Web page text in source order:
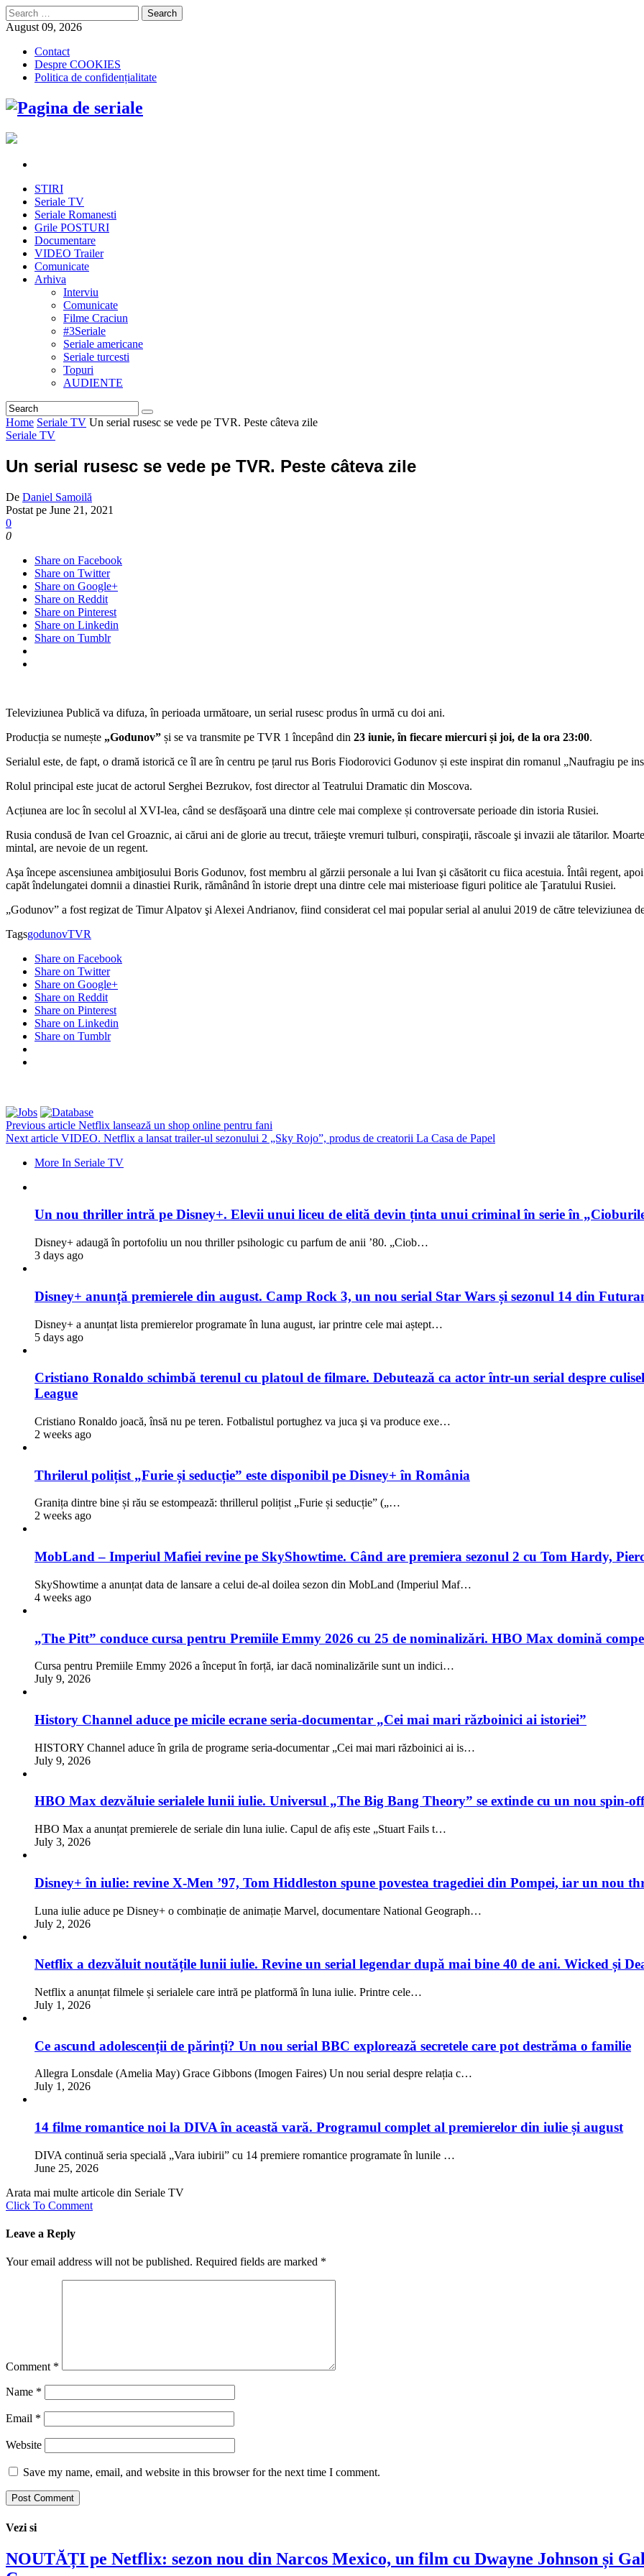
Search
for:
August 09, 2026
Contact
Despre COOKIES
Politica de confidențialitate
STIRI
Seriale TV
Seriale Romanesti
Grile POSTURI
Documentare
VIDEO Trailer
Comunicate
Arhiva
Interviu
Comunicate
Filme Craciun
#3Seriale
Seriale americane
Seriale turcesti
Topuri
AUDIENTE
Home Seriale TV Un serial rusesc se vede pe TVR. Peste câteva zile
Seriale TV
Un serial rusesc se vede pe TVR. Peste câteva zile
De Daniel Samoilă
Postat pe June 21, 2021
0
0
Share on Facebook
Share on Twitter
Share on Google+
Share on Reddit
Share on Pinterest
Share on Linkedin
Share on Tumblr
Televiziunea Publică va difuza, în perioada următoare, un serial rusesc produs în urmă cu doi ani.
Producția se numește „Godunov” și se va transmite pe TVR 1 începând din 23 iunie, în fiecare miercuri și joi, de la ora 23:00.
Serialul este, de fapt, o dramă istorică ce îl are în centru pe țarul rus Boris Fiodorovici Godunov și este inspirat din romanul „Naufragiu pe
Rolul principal este jucat de actorul Serghei Bezrukov, fost director al Teatrului Dramatic din Moscova.
Acțiunea are loc în secolul al XVI-lea, când se desfăşoară una dintre cele mai complexe și controversate perioade din istoria Rusiei.
Rusia condusă de Ivan cel Groaznic, ai cărui ani de glorie au trecut, trăieşte vremuri tulburi, conspiraţii, răscoale şi invazii ale tătarilor.
mintal, are nevoie de un regent.
Aşa începe ascensiunea ambiţiosului Boris Godunov, fost membru al gărzii personale a lui Ivan şi căsătorit cu fiica acestuia. Întâi regent,
capăt îndelungatei domnii a dinastiei Rurik, rămânând în istorie drept una dintre cele mai misterioase figuri politice ale Ţaratului Rusiei.
„Godunov” a fost regizat de Timur Alpatov şi Alexei Andrianov, fiind considerat cel mai popular serial al anului 2019 de către televiziunea
TagsgodunovTVR
Share on Facebook
Share on Twitter
Share on Google+
Share on Reddit
Share on Pinterest
Share on Linkedin
Share on Tumblr
Previous article Netflix lansează un shop online pentru fani
Next article VIDEO. Netflix a lansat trailer-ul sezonului 2 „Sky Rojo”, produs de creatorii La Casa de Papel
More In Seriale TV
Un nou thriller intră pe Disney+. Elevii unui liceu de elită devin ținta unui criminal în serie în
Disney+ adaugă în portofoliu un nou thriller psihologic cu parfum de anii ’80. „Ciob…
3 days ago
Disney+ anunță premierele din august. Camp Rock 3, un nou serial Star Wars și sezonul 14 din
Disney+ a anunțat lista premierelor programate în luna august, iar printre cele mai aștept…
5 days ago
Cristiano Ronaldo schimbă terenul cu platoul de filmare. Debutează ca actor într-un serial despre
League
Cristiano Ronaldo joacă, însă nu pe teren. Fotbalistul portughez va juca şi va produce exe…
2 weeks ago
Thrilerul polițist „Furie și seducție” este disponibil pe Disney+ în România
Granița dintre bine și rău se estompează: thrillerul polițist „Furie și seducție” („…
2 weeks ago
MobLand – Imperiul Mafiei revine pe SkyShowtime. Când are premiera sezonul 2 cu Tom Hardy,
SkyShowtime a anunțat data de lansare a celui de-al doilea sezon din MobLand (Imperiul Maf…
4 weeks ago
„The Pitt” conduce cursa pentru Premiile Emmy 2026 cu 25 de nominalizări. HBO Max domină
Cursa pentru Premiile Emmy 2026 a început în forță, iar dacă nominalizările sunt un indici…
July 9, 2026
History Channel aduce pe micile ecrane seria-documentar „Cei mai mari războinici ai istoriei”
HISTORY Channel aduce în grila de programe seria-documentar „Cei mai mari războinici ai is…
July 9, 2026
HBO Max dezvăluie serialele lunii iulie. Universul „The Big Bang Theory” se extinde cu un nou spin-off
HBO Max a anunțat premierele de seriale din luna iulie. Capul de afiș este „Stuart Fails t…
July 3, 2026
Disney+ în iulie: revine X-Men ’97, Tom Hiddleston spune povestea tragediei din Pompei, iar un nou
Luna iulie aduce pe Disney+ o combinație de animație Marvel, documentare National Geograph…
July 2, 2026
Netflix a dezvăluit noutățile lunii iulie. Revine un serial legendar după mai bine 40 de ani. Wicked și
Netflix a anunțat filmele și serialele care intră pe platformă în luna iulie. Printre cele…
July 1, 2026
Ce ascund adolescenții de părinți? Un nou serial BBC explorează secretele care pot destrăma o familie
Allegra Lonsdale (Amelia May) Grace Gibbons (Imogen Faires) Un nou serial despre relația c…
July 1, 2026
14 filme romantice noi la DIVA în această vară. Programul complet al premierelor din iulie și august
DIVA continuă seria specială „Vara iubirii” cu 14 premiere romantice programate în lunile …
June 25, 2026
Arata mai multe articole din Seriale TV
Click To Comment
Leave a Reply
Your email address will not be published. Required fields are marked *
Comment *
Name *
Email *
Website
Save my name, email, and website in this browser for the next time I comment.
Vezi si
NOUTĂȚI pe Netflix: sezon nou din Narcos Mexico, un film cu Dwayne Johnson și